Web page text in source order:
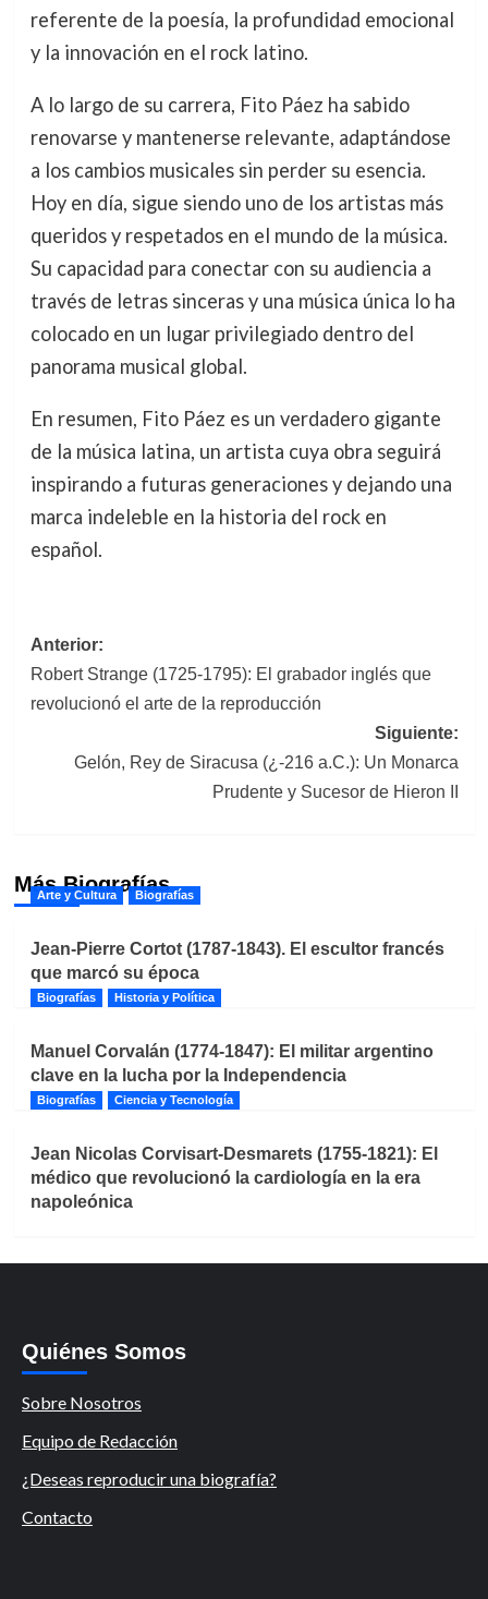
referente de la poesía, la profundidad emocional
y la innovación en el rock latino.
A lo largo de su carrera, Fito Páez ha sabido
renovarse y mantenerse relevante, adaptándose
a los cambios musicales sin perder su esencia.
Hoy en día, sigue siendo uno de los artistas más
queridos y respetados en el mundo de la música.
Su capacidad para conectar con su audiencia a
través de letras sinceras y una música única lo ha
colocado en un lugar privilegiado dentro del
panorama musical global.
En resumen, Fito Páez es un verdadero gigante
de la música latina, un artista cuya obra seguirá
inspirando a futuras generaciones y dejando una
marca indeleble en la historia del rock en
español.
Navegación
de
Anterior:
Robert Strange (1725-1795): El grabador inglés que
revolucionó el arte de la reproducción
Siguiente:
Gelón, Rey de Siracusa (¿-216 a.C.): Un Monarca
Prudente y Sucesor de Hieron II
Más Biografías
Arte y Cultura Biografías
Jean-Pierre Cortot (1787-1843). El escultor francés
que marcó su época
Biografías Historia y Política
Manuel Corvalán (1774-1847): El militar argentino
clave en la lucha por la Independencia
Biografías Ciencia y Tecnología
Jean Nicolas Corvisart-Desmarets (1755-1821): El
médico que revolucionó la cardiología en la era
napoleónica
Quiénes Somos
Sobre Nosotros
Equipo de Redacción
¿Deseas reproducir una biografía?
Contacto